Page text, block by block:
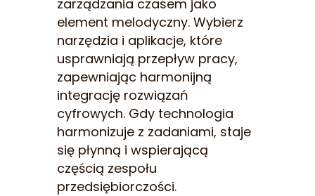
zarządzania czasem jako
element melodyczny. Wybierz
narzędzia i aplikacje, które
usprawniają przepływ pracy,
zapewniając harmonijną
integrację rozwiązań
cyfrowych. Gdy technologia
harmonizuje z zadaniami, staje
się płynną i wspierającą
częścią zespołu
przedsiębiorczości.